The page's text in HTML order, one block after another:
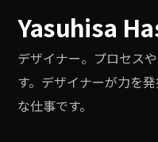
Yasuhisa
デザイナー。プロセス
す。デザイナーが力を
な仕事です。